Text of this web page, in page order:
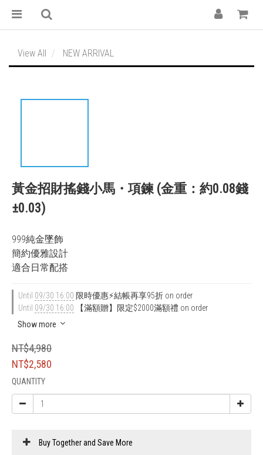
View All NEW ARRIVAL
黃金招財搖錢小馬・項鍊 (金重：約0.08錢
±0.03)
999純金墜飾
簡約優雅設計
適合日常配搭
Until 09/30 16:00 限時優惠⚡結帳再享95折 on order
Until 09/30 16:00 【滿額贈】限定$2000滿額禮 on order
Show more
NT$4,980
NT$2,580
QUANTITY
Buy Together and Save More